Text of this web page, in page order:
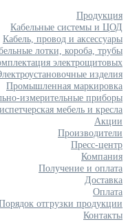
Продукция
Кабельные системы и ЦОД
Кабель, провод и аксессуары
лотки, короба, трубы
электрощитовых
изделия
Промышленная маркировка
измерительные приборы
мебель и кресла
Акции
Производители
Пресс-центр
Компания
Получение и оплата
Доставка
Оплата
отгрузки продукции
Контакты